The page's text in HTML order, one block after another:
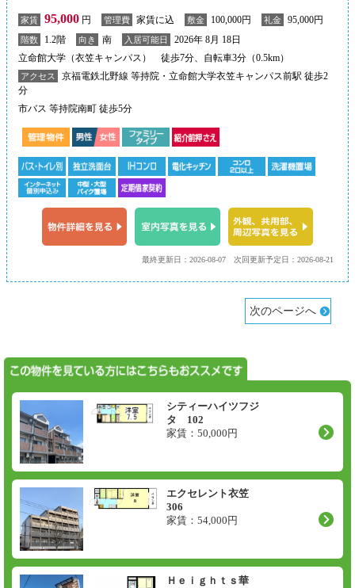
家賃 95,000 円 管理費 家賃に込 敷金 100,000円 礼金 95,000円
階数 1.2階 向き 南 入居可能日
2026年 8月 18日
立命館大学（衣笠キャンパス） 徒歩7分、自転車3分（0.5km）
アクセス
京福電鉄北野線 等持院・立命館大学衣笠キャンパス前駅 徒歩2
分
市バス 等持院南町 徒歩5分
次回更新予定日：2026-08-21
最終更新日：2026-08-07
次のページへ
シティーハイツフジ
タ 102
家賃： 50,000 円
エクセレント衣笠
306
家賃： 54,000 円
Ｈｅｉｇｈｔｓ華